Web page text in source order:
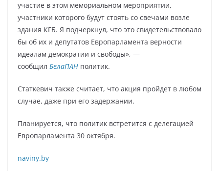
участие в этом мемориальном мероприятии,
участники которого будут стоять со свечами возле
здания КГБ. Я подчеркнул, что это свидетельствовало
бы об их и депутатов Европарламента верности
идеалам демократии и свободы», —
сообщил БелаПАН политик.
Статкевич также считает, что акция пройдет в любом
случае, даже при его задержании.
Планируется, что политик встретится с делегацией
Европарламента 30 октября.
naviny.by